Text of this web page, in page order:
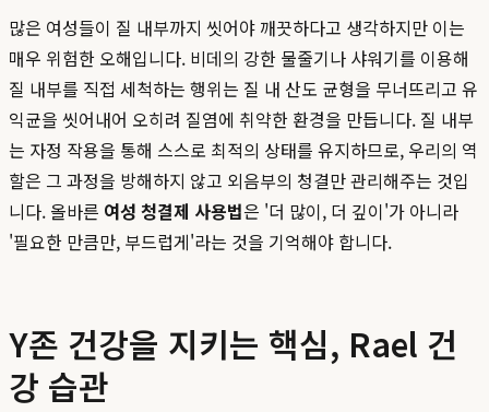
많은 여성들이 질 내부까지 씻어야 깨끗하다고 생각하지만 이는
매우 위험한 오해입니다. 비데의 강한 물줄기나 샤워기를 이용해
질 내부를 직접 세척하는 행위는 질 내 산도 균형을 무너뜨리고 유
익균을 씻어내어 오히려 질염에 취약한 환경을 만듭니다. 질 내부
는 자정 작용을 통해 스스로 최적의 상태를 유지하므로, 우리의 역
할은 그 과정을 방해하지 않고 외음부의 청결만 관리해주는 것입
니다. 올바른 여성 청결제 사용법은 '더 많이, 더 깊이'가 아니라
'필요한 만큼만, 부드럽게'라는 것을 기억해야 합니다.
Y존 건강을 지키는 핵심, Rael 건
강 습관